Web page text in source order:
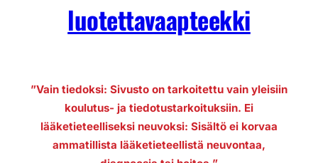
luotettavaapteekki
”Vain tiedoksi: Sivusto on tarkoitettu vain yleisiin
koulutus- ja tiedotustarkoituksiin. Ei
lääketieteelliseksi neuvoksi: Sisältö ei korvaa
ammatillista lääketieteellistä neuvontaa,